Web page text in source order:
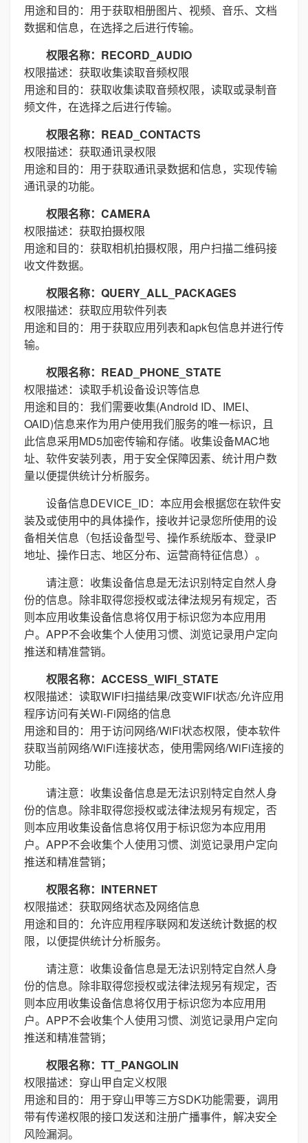
用途和目的：用于获取相册图片、视频、音乐、文档
数据和信息，在选择之后进行传输。
权限名称：RECORD_AUDIO
权限描述：获取收集读取音频权限
用途和目的：获取收集读取音频权限，读取或录制音
频文件，在选择之后进行传输。
权限名称：READ_CONTACTS
权限描述：获取通讯录权限
用途和目的：用于获取通讯录数据和信息，实现传输
通讯录的功能。
权限名称：CAMERA
权限描述：获取拍摄权限
用途和目的：获取相机拍摄权限，用户扫描二维码接
收文件数据。
权限名称：QUERY_ALL_PACKAGES
权限描述：获取应用软件列表
用途和目的：用于获取应用列表和apk包信息并进行传
输。
权限名称：READ_PHONE_STATE
权限描述：读取手机设备设识等信息
用途和目的：我们需要收集(Android ID、IMEI、
OAID)信息来作为用户使用我们服务的唯一标识，且
此信息采用MD5加密传输和存储。收集设备MAC地
址、软件安装列表，用于安全保障因素、统计用户数
量以便提供统计分析服务。
设备信息DEVICE_ID：本应用会根据您在软件安
装及或使用中的具体操作，接收并记录您所使用的设
备相关信息（包括设备型号、操作系统版本、登录IP
地址、操作日志、地区分布、运营商特征信息）。
请注意：收集设备信息是无法识别特定自然人身
份的信息。除非取得您授权或法律法规另有规定，否
则本应用收集设备信息将仅用于标识您为本应用用
户。APP不会收集个人使用习惯、浏览记录用户定向
推送和精准营销。
权限名称：ACCESS_WIFI_STATE
权限描述：读取WIFI扫描结果/改变WIFI状态/允许应用
程序访问有关Wi-Fi网络的信息
用途和目的：用于访问网络/WiFi状态权限，使本软件
获取当前网络/WiFi连接状态，使用需网络/WiFi连接的
功能。
请注意：收集设备信息是无法识别特定自然人身
份的信息。除非取得您授权或法律法规另有规定，否
则本应用收集设备信息将仅用于标识您为本应用用
户。APP不会收集个人使用习惯、浏览记录用户定向
推送和精准营销；
权限名称：INTERNET
权限描述：获取网络状态及网络信息
用途和目的：允许应用程序联网和发送统计数据的权
限，以便提供统计分析服务。
请注意：收集设备信息是无法识别特定自然人身
份的信息。除非取得您授权或法律法规另有规定，否
则本应用收集设备信息将仅用于标识您为本应用用
户。APP不会收集个人使用习惯、浏览记录用户定向
推送和精准营销；
权限名称：TT_PANGOLIN
权限描述：穿山甲自定义权限
用途和目的：用于穿山甲等三方SDK功能需要，调用
带有传递权限的接口发送和注册广播事件，解决安全
风险漏洞。